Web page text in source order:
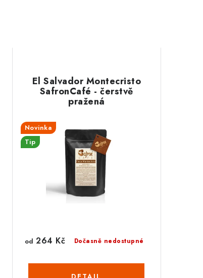
El Salvador Montecristo
SafronCafé - čerstvě
pražená
Novinka
Tip
Dočasně nedostupné
od 264 Kč